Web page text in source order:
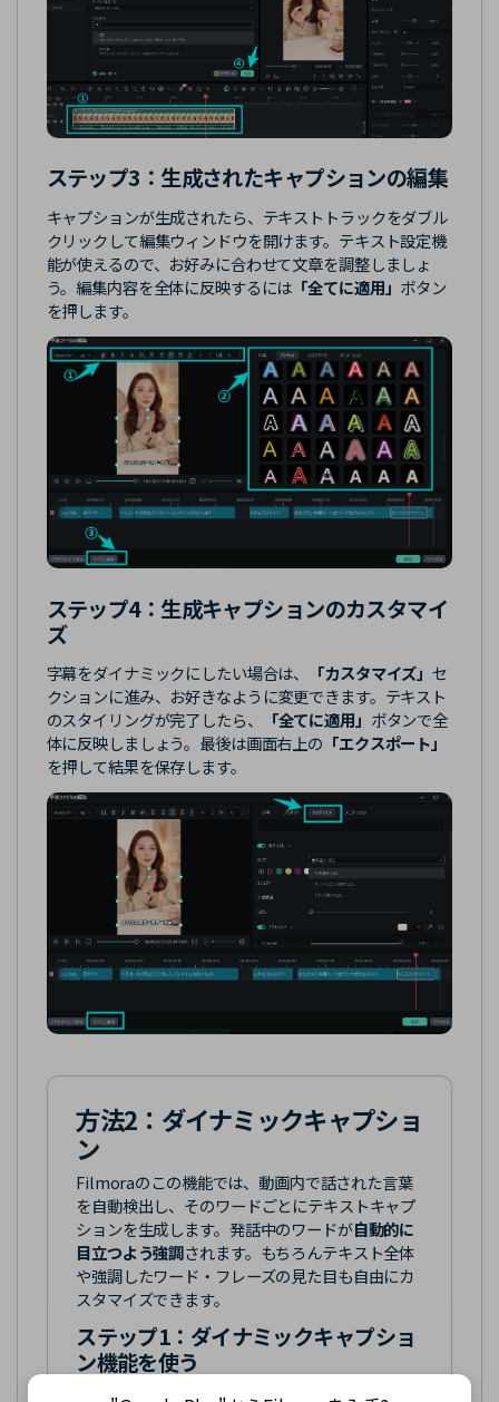
ステップ3： 生成されたキャプションの編集
キャプションが生成されたら、テキストトラックをダブル
クリックして編集ウィンドウを開けます。テキスト設定機
能が使えるので、お好みに合わせて文章を調整しましょ
う。編集内容を全体に反映するには 「全てに適用」 ボタン
を押します。
ステップ4： 生成キャプションのカスタマイ
ズ
字幕をダイナミックにしたい場合は、 「カスタマイズ」セ
クションに進み、お好きなように変更できます。テキスト
のスタイリングが完了したら、
「全てに適用」 ボタンで全
体に反映しましょう。最後は画面右上の 「エクスポート」
を押して結果を保存します。
方法2： ダイナミックキャプショ
ン
Filmoraのこの機能では、動画内で話された言葉
を自動検出し、そのワードごとにテキストキャプ
ションを生成します。発話中のワードが自動的に
目立つよう強調されます。もちろんテキスト全体
や強調したワード・フレーズの見た目も自由にカ
スタマイズできます。
ステップ1： ダイナミックキャプショ
ン機能を使う